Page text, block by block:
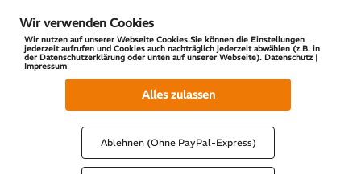
© 2026 S-PARTS | All Rights Reserved
Wir verwenden Cookies
Wir nutzen auf unserer Webseite Cookies.Sie können die Einstellungen
jederzeit aufrufen und Cookies auch nachträglich jederzeit abwählen (z.B. in
der Datenschutzerklärung oder unten auf unserer Webseite). Datenschutz |
Impressum
Alles zulassen
Ablehnen (Ohne PayPal-Express)